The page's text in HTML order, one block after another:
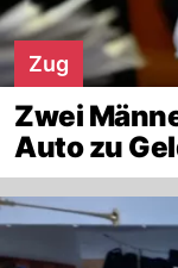
Zug
Zwei
Auto zu